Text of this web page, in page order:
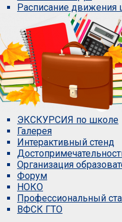
Расписание движения
ЭКСКУРСИЯ по школе
Галерея
Интерактивный стенд
Организация
Форум
НОКО
Профессиональный
ВФСК ГТО